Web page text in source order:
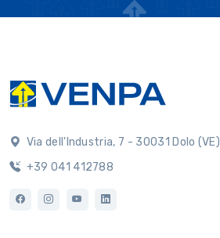
Via dell'Industria, 7 - 30031 Dolo (VE)
+39 041 412788